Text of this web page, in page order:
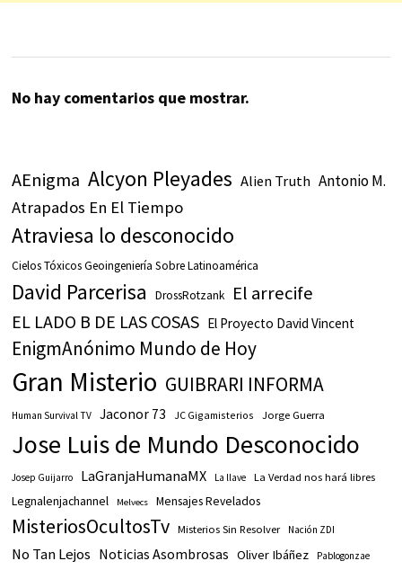
No hay comentarios que mostrar.
AEnigma Alcyon Pleyades Alien Truth Antonio M.
Atrapados En El Tiempo
Atraviesa lo desconocido
Cielos Tóxicos Geoingeniería Sobre Latinoamérica
David Parcerisa DrossRotzank El arrecife
EL LADO B DE LAS COSAS El Proyecto David Vincent
EnigmAnónimo Mundo de Hoy
Gran Misterio GUIBRARI INFORMA
Human Survival TV Jaconor 73 JC Gigamisterios Jorge Guerra
Jose Luis de Mundo Desconocido
Josep Guijarro LaGranjaHumanaMX La llave La Verdad nos hará libres
Legnalenjachannel Melvecs Mensajes Revelados
MisteriosOcultosTv Misterios Sin Resolver Nación ZDI
No Tan Lejos Noticias Asombrosas Oliver Ibáñez Pablogonzae